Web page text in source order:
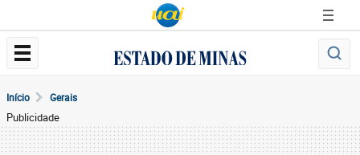
Início Gerais
Publicidade